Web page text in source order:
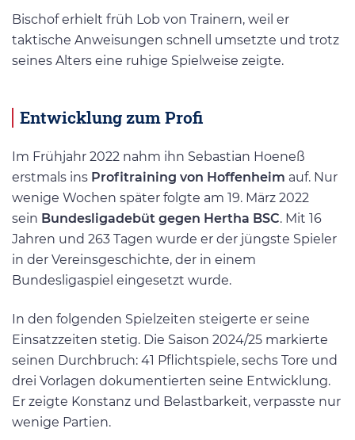
Bischof erhielt früh Lob von Trainern, weil er
taktische Anweisungen schnell umsetzte und trotz
seines Alters eine ruhige Spielweise zeigte.
Entwicklung zum Profi
Im Frühjahr 2022 nahm ihn Sebastian Hoeneß
erstmals ins Profitraining von Hoffenheim auf. Nur
wenige Wochen später folgte am 19. März 2022
sein Bundesligadebüt gegen Hertha BSC. Mit 16
Jahren und 263 Tagen wurde er der jüngste Spieler
in der Vereinsgeschichte, der in einem
Bundesligaspiel eingesetzt wurde.
In den folgenden Spielzeiten steigerte er seine
Einsatzzeiten stetig. Die Saison 2024/25 markierte
seinen Durchbruch: 41 Pflichtspiele, sechs Tore und
drei Vorlagen dokumentierten seine Entwicklung.
Er zeigte Konstanz und Belastbarkeit, verpasste nur
wenige Partien.